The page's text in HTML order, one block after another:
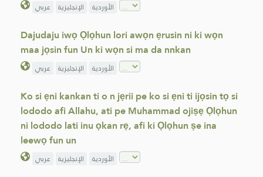
عربي الإنجليزية الأوردية
Dajudaju iwọ Ọlọhun lori awọn ẹrusin ni ki wọn
maa jọsin fun Un ki wọn si ma da nnkan
عربي الإنجليزية الأوردية
Ko si ẹni kankan ti o n jẹrii pe ko si ẹni ti ijọsin tọ si
lododo afi Allahu, ati pe Muhammad ojiṣẹ Ọlọhun
ni lododo lati inu ọkan rẹ, afi ki Ọlọhun ṣe ina
leewọ fun un
عربي الإنجليزية الأوردية